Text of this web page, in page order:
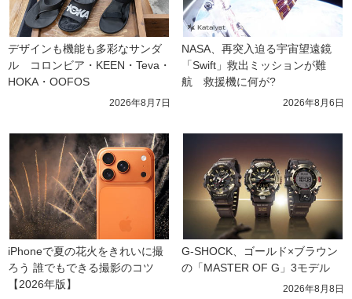
デザインも機能も多彩なサンダ
ル　コロンビア・KEEN・Teva・
HOKA・OOFOS
2026年8月7日
NASA、再突入迫る宇宙望遠鏡
「Swift」救出ミッションが難
航　救援機に何が?
2026年8月6日
iPhoneで夏の花火をきれいに撮
ろう 誰でもできる撮影のコツ
【2026年版】
G-SHOCK、ゴールド×ブラウン
の「MASTER OF G」3モデル
2026年8月8日